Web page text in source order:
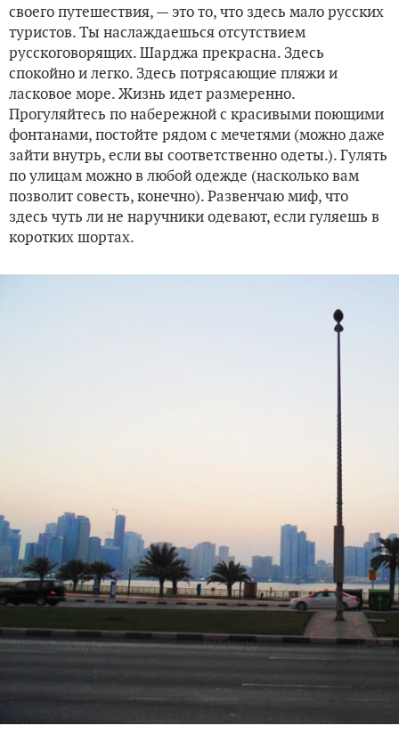
своего путешествия, — это то, что здесь мало русских
туристов. Ты наслаждаешься отсутствием
русскоговорящих. Шарджа прекрасна. Здесь
спокойно и легко. Здесь потрясающие пляжи и
ласковое море. Жизнь идет размеренно.
Прогуляйтесь по набережной с красивыми поющими
фонтанами, постойте рядом с мечетями (можно даже
зайти внутрь, если вы соответственно одеты.). Гулять
по улицам можно в любой одежде (насколько вам
позволит совесть, конечно). Развенчаю миф, что
здесь чуть ли не наручники одевают, если гуляешь в
коротких шортах.